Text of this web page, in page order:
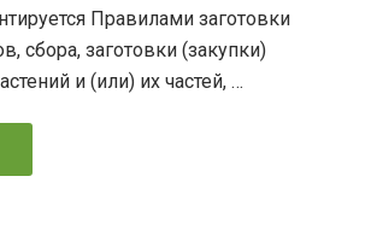
Правилами заготовки
сбора, заготовки (закупки)
и (или) их частей, …